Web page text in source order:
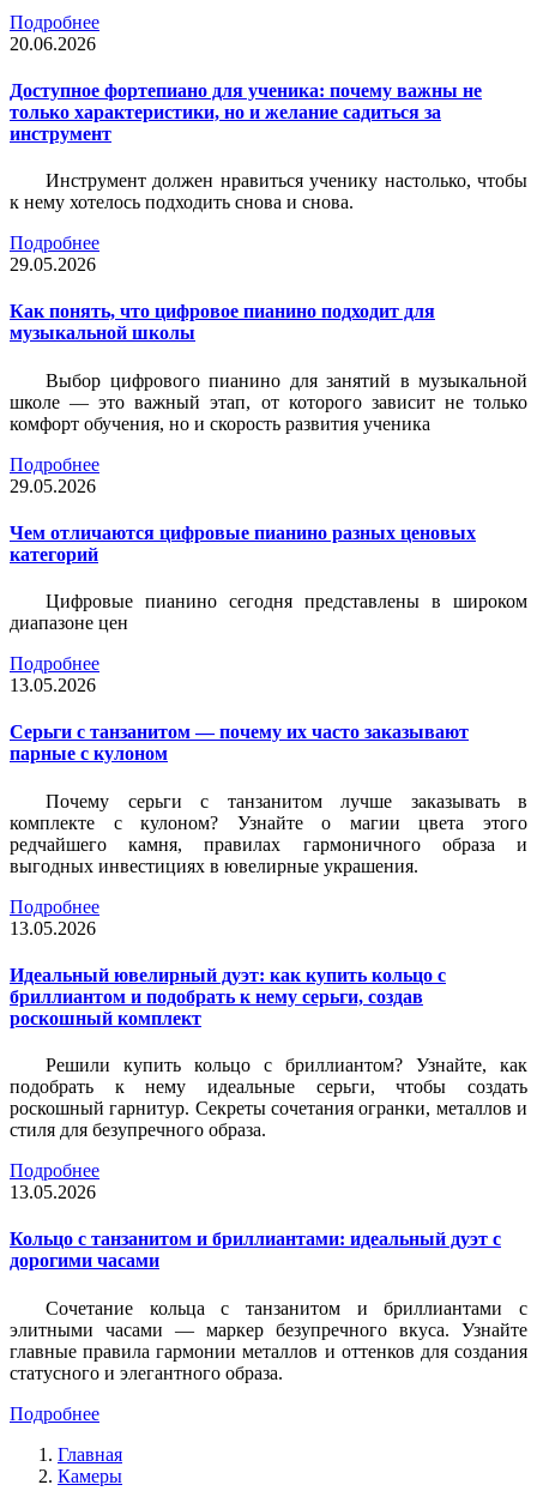
Подробнее
20.06.2026
Доступное фортепиано для ученика: почему важны не
только характеристики, но и желание садиться за
инструмент
Инструмент должен нравиться ученику настолько, чтобы
к нему хотелось подходить снова и снова.
Подробнее
29.05.2026
Как понять, что цифровое пианино подходит для
музыкальной школы
Выбор цифрового пианино для занятий в музыкальной
школе — это важный этап, от которого зависит не только
комфорт обучения, но и скорость развития ученика
Подробнее
29.05.2026
Чем отличаются цифровые пианино разных ценовых
категорий
Цифровые пианино сегодня представлены в широком
диапазоне цен
Подробнее
13.05.2026
Серьги с танзанитом — почему их часто заказывают
парные с кулоном
Почему серьги с танзанитом лучше заказывать в
комплекте с кулоном? Узнайте о магии цвета этого
редчайшего камня, правилах гармоничного образа и
выгодных инвестициях в ювелирные украшения.
Подробнее
13.05.2026
Идеальный ювелирный дуэт: как купить кольцо с
бриллиантом и подобрать к нему серьги, создав
роскошный комплект
Решили купить кольцо с бриллиантом? Узнайте, как
подобрать к нему идеальные серьги, чтобы создать
роскошный гарнитур. Секреты сочетания огранки, металлов и
стиля для безупречного образа.
Подробнее
13.05.2026
Кольцо с танзанитом и бриллиантами: идеальный дуэт с
дорогими часами
Сочетание кольца с танзанитом и бриллиантами с
элитными часами — маркер безупречного вкуса. Узнайте
главные правила гармонии металлов и оттенков для создания
статусного и элегантного образа.
Подробнее
Главная
Камеры